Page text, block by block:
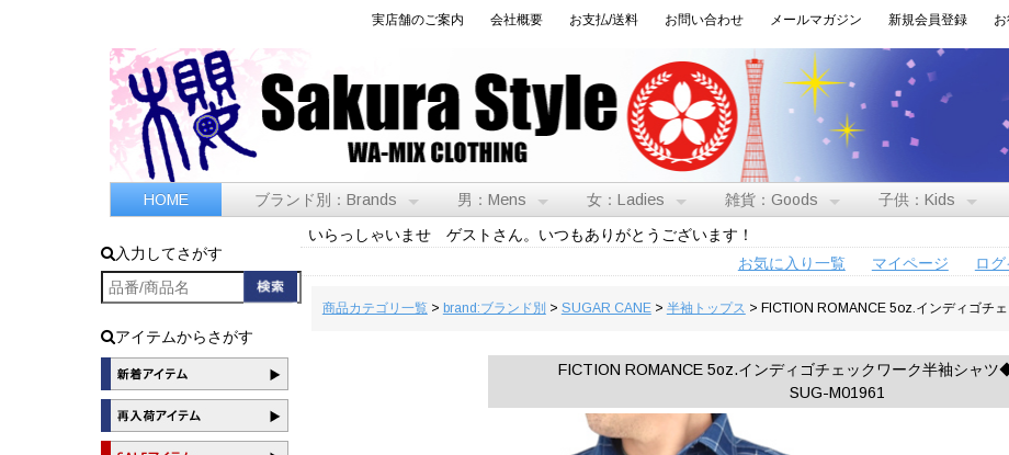
実店舗のご案内 会社概要 お支払/送料 お問い合わせ メールマガジン 新規会員登録
HOME ブランド別：Brands 男：Mens 女：Ladies 雑貨：Goods 子供：Kids
入力してさがす
アイテムからさがす
いらっしゃいませ ゲストさん。いつもありがとうございます！
お気に入り一覧
マイページ ロ
商品カテゴリ一覧> brand:ブランド別 > SUGAR CANE> 半袖トップス > FICTION ROMANCE 5oz.インディゴチ
FICTION ROMANCE 5oz.インディゴチェックワーク半袖シャツ
SUG-M01961